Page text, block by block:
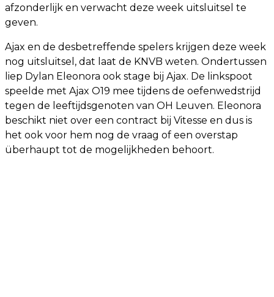
afzonderlijk en verwacht deze week uitsluitsel te
geven.
Ajax en de desbetreffende spelers krijgen deze week
nog uitsluitsel, dat laat de KNVB weten. Ondertussen
liep Dylan Eleonora ook stage bij Ajax. De linkspoot
speelde met Ajax O19 mee tijdens de oefenwedstrijd
tegen de leeftijdsgenoten van OH Leuven. Eleonora
beschikt niet over een contract bij Vitesse en dus is
het ook voor hem nog de vraag of een overstap
überhaupt tot de mogelijkheden behoort.